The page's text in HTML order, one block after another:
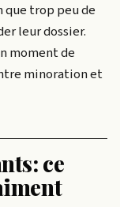
que trop peu de
leur dossier.
moment de
minoration et
ce